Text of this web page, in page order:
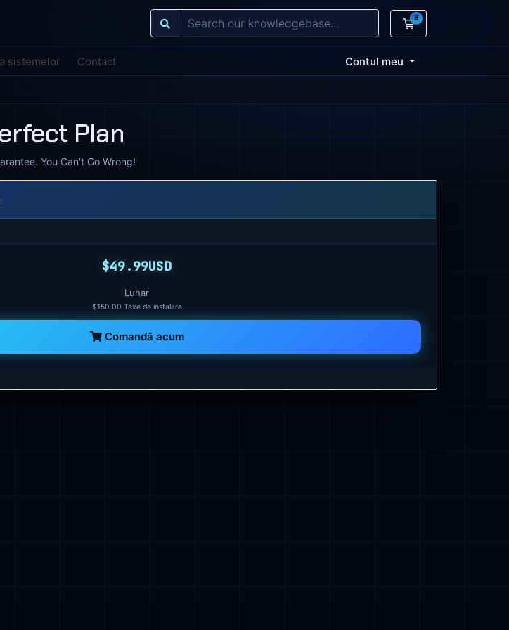
0
Coș de
sistemelor Contact Contul meu
Plan
You Can't Go Wrong!
$49.99USD
Lunar
$150.00 Taxe de instalare
Comandă acum